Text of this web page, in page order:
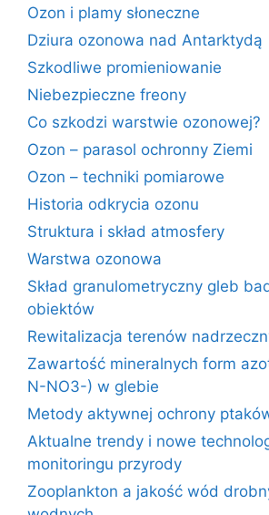
Ozon i plamy słoneczne
Dziura ozonowa nad Antarktydą
Szkodliwe promieniowanie
Niebezpieczne freony
Co szkodzi warstwie ozonowej?
Ozon – parasol ochronny Ziemi
Ozon – techniki pomiarowe
Historia odkrycia ozonu
Struktura i skład atmosfery
Warstwa ozonowa
Skład granulometryczny gleb
obiektów
Rewitalizacja terenów
Zawartość mineralnych form
N-NO3-) w glebie
Metody aktywnej ochrony
Aktualne trendy i nowe
monitoringu przyrody
Zooplankton a jakość wód